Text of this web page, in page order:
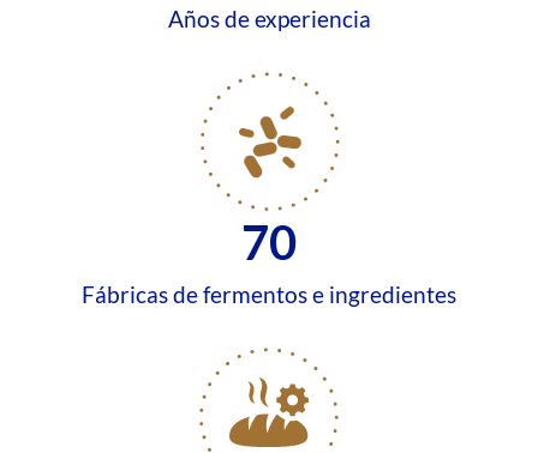
Años de experiencia
Fábricas de fermentos e ingredientes
70